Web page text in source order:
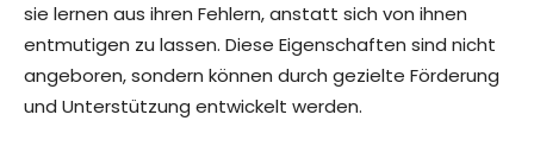
sie lernen aus ihren Fehlern, anstatt sich von ihnen
entmutigen zu lassen. Diese Eigenschaften sind nicht
angeboren, sondern können durch gezielte Förderung
und Unterstützung entwickelt werden.